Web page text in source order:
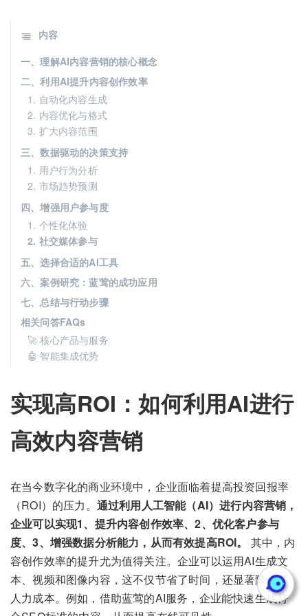
实现高ROI：如何利用AI进行
高效内容营销
在当今数字化的商业环境中，企业面临着提高投资回报率
（ROI）的压力。 通过利用人工智能（AI）进行内容营销，
企业可以实现1、提升内容创作效率、2、优化客户参与
度、3、增强数据分析能力，从而有效提高ROI。
其中，内
容创作效率的提升尤为值得关注。企业可以运用AI生成文
本、视频和图像内容，这不仅节省了时间，还显著降低了
人力成本。例如，借助蓝莺的AI服务，企业能快速生成符
内容
一、理解AI内容营销的核心概念
二、利用AI提升内容创作效率
1. 自动化内容生成
2. 内容优化与格式
3. 扩大内容范围
三、数据驱动的决策支持
1. 用户行为分析
2. 市场趋势预测
四、增强用户参与度
1. 个性化体验
2. 社交媒体参与
五、选择合适的AI工具
六、案例研究：蓝莺的成功应用
七、总结与行动步骤
相关问答FAQs
🚀 核心产品与服务
🤖 智能集成优势